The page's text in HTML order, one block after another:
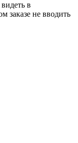
в
заказе не вводить